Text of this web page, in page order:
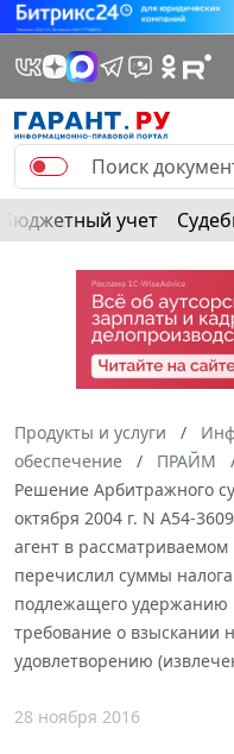
Бюджетный учет
Продукты и услуги
обеспечение
ПРАЙМ
Решение Арбитражного
октября 2004 г. N А54-
агент в
перечислил суммы
подлежащего
требование о взыскании
удовлетворению
28 ноября 2016